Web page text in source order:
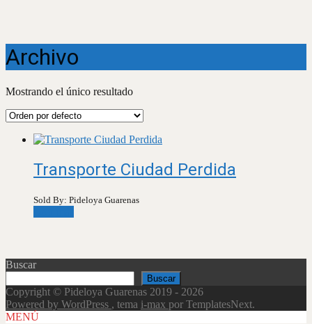
Archivo
Mostrando el único resultado
Transporte Ciudad Perdida
Sold By: Pideloya Guarenas
Buscar
Buscar
Copyright © Pideloya Guarenas 2019 - 2026
Powered by WordPress , tema i-max por TemplatesNext.
Scroll
MENÚ